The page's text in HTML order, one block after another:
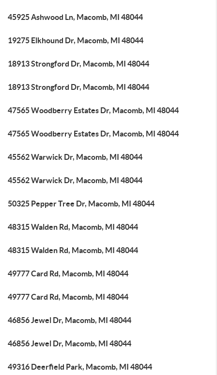
45925 Ashwood Ln, Macomb, MI 48044
19275 Elkhound Dr, Macomb, MI 48044
18913 Strongford Dr, Macomb, MI 48044
18913 Strongford Dr, Macomb, MI 48044
47565 Woodberry Estates Dr, Macomb, MI 48044
47565 Woodberry Estates Dr, Macomb, MI 48044
45562 Warwick Dr, Macomb, MI 48044
45562 Warwick Dr, Macomb, MI 48044
50325 Pepper Tree Dr, Macomb, MI 48044
48315 Walden Rd, Macomb, MI 48044
48315 Walden Rd, Macomb, MI 48044
49777 Card Rd, Macomb, MI 48044
49777 Card Rd, Macomb, MI 48044
46856 Jewel Dr, Macomb, MI 48044
46856 Jewel Dr, Macomb, MI 48044
49316 Deerfield Park, Macomb, MI 48044